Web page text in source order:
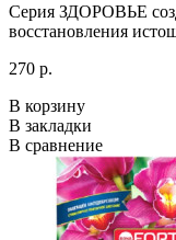
Серия ЗДОРОВЬЕ
восстановления
270 р.
В корзину
В закладки
В сравнение